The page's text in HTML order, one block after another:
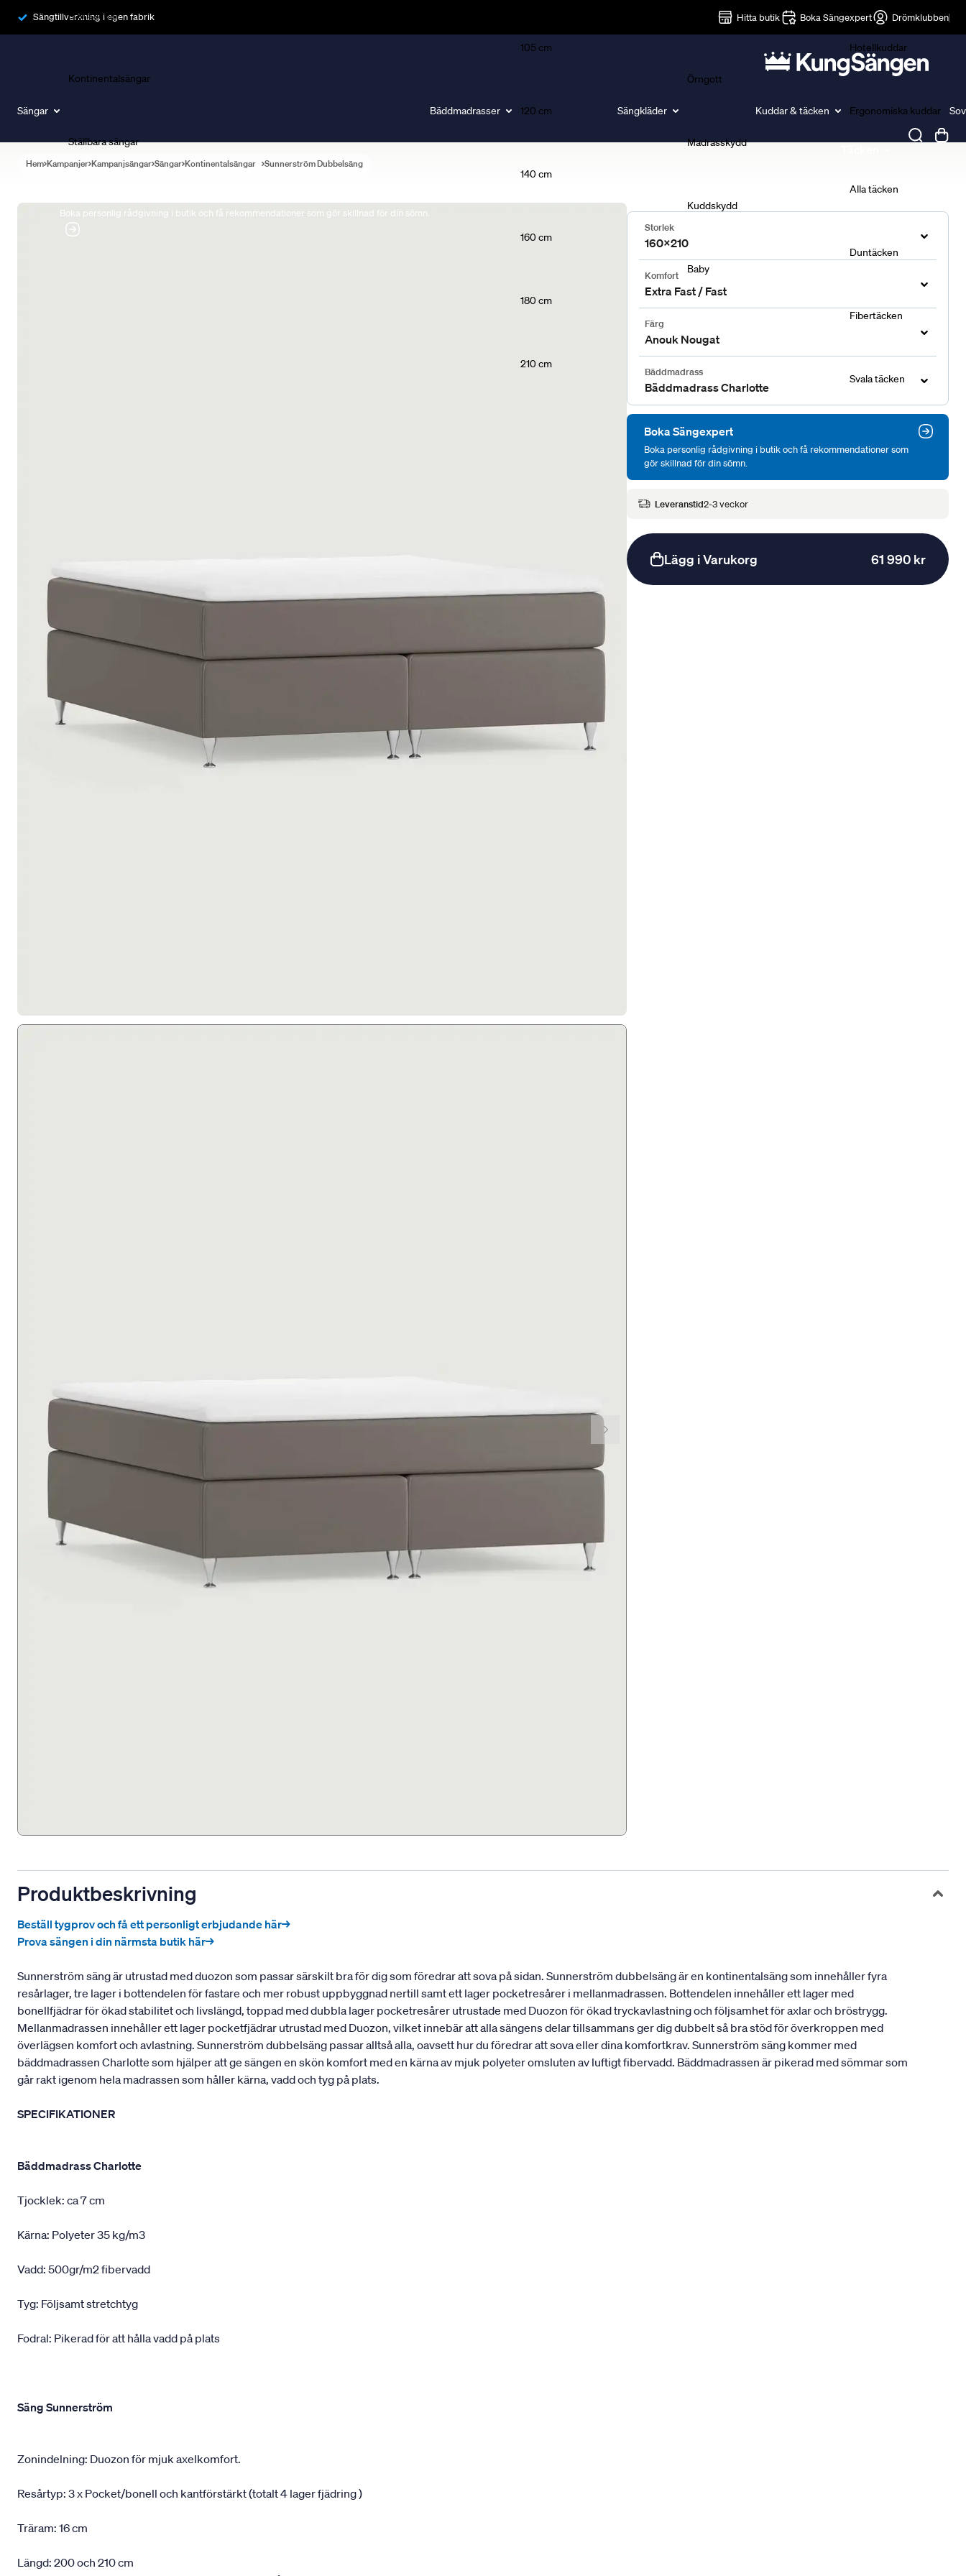
Sängtillverkning i egen fabrik Hitta butik Boka Sängexpert Drömklubben
Sängar
Ramsängar
Kontinentalsängar
Ställbara sängar
Boka personlig rådgivning i butik och få rekommendationer som gör skillnad för din sömn.
Bäddmadrasser
105 cm
120 cm
140 cm
160 cm
180 cm
210 cm
Sängkläder
Örngott
Madrasskydd
Kuddskydd
Baby
Kuddar & täcken
Hotellkuddar
Ergonomiska kuddar
Alla täcken
Duntäcken
Fibertäcken
Svala täcken
Hem Kampanjer Kampanjsängar Sängar Kontinentalsängar Sunnerström Dubbelsäng
Storlek
160x210
Komfort
Extra Fast / Fast
Färg
Anouk Nougat
Bäddmadrass
Bäddmadrass Charlotte
Boka Sängexpert
Boka personlig rådgivning i butik och få rekommendationer som
gör skillnad för din sömn.
Leveranstid2-3 veckor
Lägg i Varukorg 61 990 kr
Produktbeskrivning
Beställ tygprov och få ett personligt erbjudande här→
Prova sängen i din närmsta butik här→
Sunnerström säng är utrustad med duozon som passar särskilt bra för dig som föredrar att sova på sidan. Sunnerström dubbelsäng är en kontinentalsäng som innehåller fyra
resårlager, tre lager i bottendelen för fastare och mer robust uppbyggnad nertill samt ett lager pocketresårer i mellanmadrassen. Bottendelen innehåller ett lager med
bonellfjädrar för ökad stabilitet och livslängd, toppad med dubbla lager pocketresårer utrustade med Duozon för ökad tryckavlastning och följsamhet för axlar och bröstrygg.
Mellanmadrassen innehåller ett lager pocketfjädrar utrustad med Duozon, vilket innebär att alla sängens delar tillsammans ger dig dubbelt så bra stöd för överkroppen med
överlägsen komfort och avlastning. Sunnerström dubbelsäng passar alltså alla, oavsett hur du föredrar att sova eller dina komfortkrav. Sunnerström säng kommer med
bäddmadrassen Charlotte som hjälper att ge sängen en skön komfort med en kärna av mjuk polyeter omsluten av luftigt fibervadd. Bäddmadrassen är pikerad med sömmar som
går rakt igenom hela madrassen som håller kärna, vadd och tyg på plats.
SPECIFIKATIONER
Bäddmadrass Charlotte
Tjocklek: ca 7 cm
Kärna: Polyeter 35 kg/m3
Vadd: 500gr/m2 fibervadd
Tyg: Följsamt stretchtyg
Fodral: Pikerad för att hålla vadd på plats
Säng Sunnerström
Zonindelning: Duozon för mjuk axelkomfort.
Resårtyp: 3 x Pocket/bonell och kantförstärkt (totalt 4 lager fjädring )
Träram: 16 cm
Längd: 200 och 210 cm